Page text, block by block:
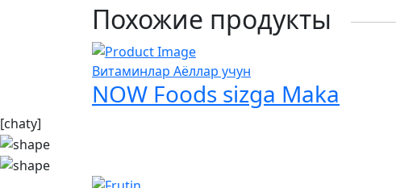
Похожие продукты
Витаминлар Аёллар учун
NOW Foods sizga Makа
[chaty]